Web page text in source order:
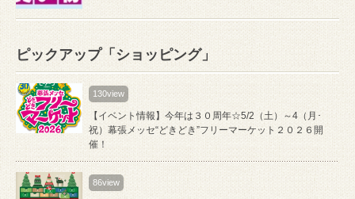
ピックアップ「ショッピング」
130view
【イベント情報】今年は３０周年☆5/2（土）～4（月･
祝）幕張メッセ“どきどき”フリーマーケット２０２６開
催！
86view